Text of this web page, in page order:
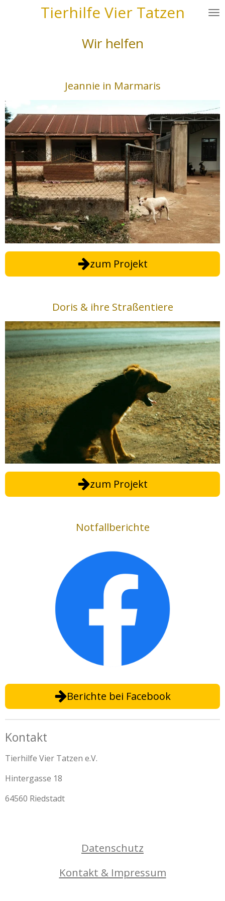
Tierhilfe Vier Tatzen
Wir helfen
Jeannie in Marmaris
zum Projekt
Doris & ihre Straßentiere
zum Projekt
Notfallberichte
Berichte bei Facebook
Kontakt
Tierhilfe Vier Tatzen e.V.
Hintergasse 18
64560 Riedstadt
Datenschutz
Kontakt & Impressum